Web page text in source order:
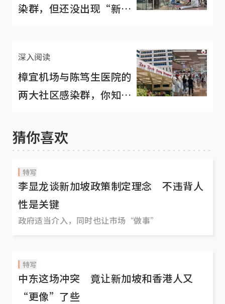
染群，但还没出现“新一
深入阅读
樟宜机场与陈笃生医院的
两大社区感染群，你知多
猜你喜欢
特写
李显龙谈新加坡政策制定理念 不违背人
性是关键
政府适当介入，同时也让市场“做事”
特写
中东这场冲突 竟让新加坡和香港人又
“更像”了些